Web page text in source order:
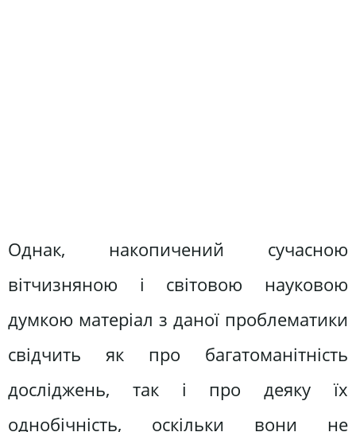
Однак, накопичений сучасною
вітчизняною і світовою науковою
думкою матеріал з даної проблематики
свідчить як про багатоманітність
досліджень, так і про деяку їх
однобічність, оскільки вони не